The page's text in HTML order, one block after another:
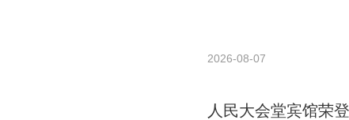
2026-08-07
人民大会堂宾馆荣